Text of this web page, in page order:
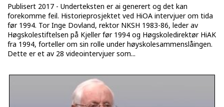
Publisert 2017 - Underteksten er ai generert og det kan
forekomme feil. Historieprosjektet ved HiOA intervjuer om tida
før 1994. Tor Inge Dovland, rektor NKSH 1983-86, leder av
Høgskolestiftelsen på Kjeller før 1994 og Høgskoledirektør HiAK
fra 1994, forteller om sin rolle under høyskolesammenslåingen.
Dette er et av 28 videointervjuer som...